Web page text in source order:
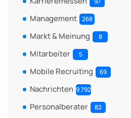
Management 268
Markt & Meinung 8
Mitarbeiter 5
Mobile Recruiting 69
Nachrichten 9.792
Personalberater 82